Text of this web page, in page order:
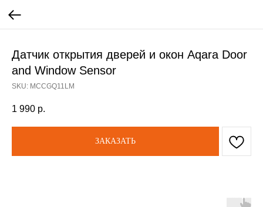
Датчик открытия дверей и окон Aqara Door
and Window Sensor
SKU: MCCGQ11LM
1 990 р.
ЗАКАЗАТЬ